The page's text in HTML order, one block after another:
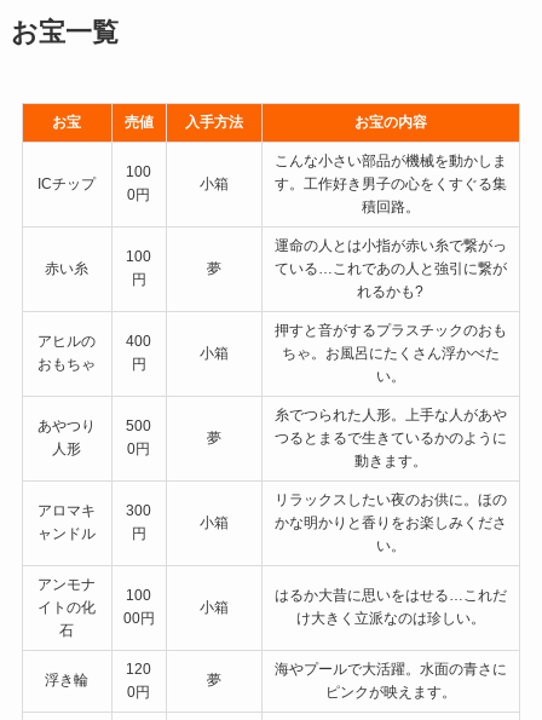
お宝一覧
お宝 売値 入手方法 お宝の内容
ICチップ
100
0円
小箱
こんな小さい部品が機械を動かしま
す。工作好き男子の心をくすぐる集
積回路。
赤い糸
100
円
夢
運命の人とは小指が赤い糸で繋がっ
ている…これであの人と強引に繋が
れるかも?
アヒルの
おもちゃ
400
円
小箱
押すと音がするプラスチックのおも
ちゃ。お風呂にたくさん浮かべた
い。
あやつり
人形
500
0円
夢
糸でつられた人形。上手な人があや
つるとまるで生きているかのように
動きます。
アロマキ
ャンドル
300
円
小箱
リラックスしたい夜のお供に。ほの
かな明かりと香りをお楽しみくださ
い。
アンモナ
イトの化
石
100
00円
小箱
はるか大昔に思いをはせる…これだ
け大きく立派なのは珍しい。
浮き輪
120
0円
夢
海やプールで大活躍。水面の青さに
ピンクが映えます。